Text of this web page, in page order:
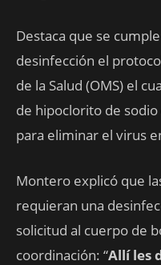
Destaca que se
desinfección el
de la Salud (OMS) el
de hipoclorito de
para eliminar el virus
Montero explicó que
requieran una
solicitud al cuerpo de
coordinación: “Allí les